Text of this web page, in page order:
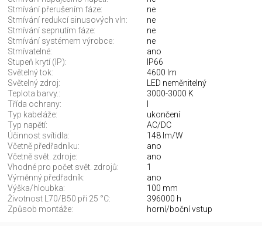
Stmívání přerušením fáze:
ne
Stmívání redukcí sinusových vln:
ne
Stmívání sepnutím fáze:
ne
Stmívání systémem výrobce:
ne
Stmívatelné:
ano
Stupeň krytí (IP):
IP66
Světelný tok:
4600 lm
Světelný zdroj:
LED neměnitelný
Teplota barvy.:
3000-3000 K
Třída ochrany:
Typ kabeláže:
ukončení
Typ napětí:
AC/DC
Účinnost svítidla:
148 lm/W
Včetně předřadníku:
ano
Včetně svět. zdroje:
ano
Vhodné pro počet svět. zdrojů:
1
Výměnný předřadník:
ano
Výška/hloubka:
100 mm
Životnost L70/B50 při 25 °C:
396000 h
Způsob montáže:
horní/boční vstup